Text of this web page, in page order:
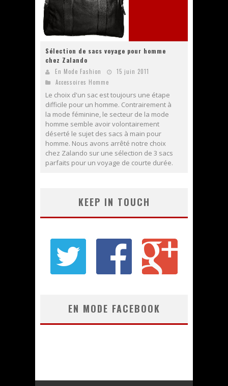
Sélection de sacs voyage pour homme
chez Zalando
En Mode Fashion
15 juin 2011
Accessoires Homme
Le choix d'un sac est toujours une étape
difficile pour un homme. Contrairement à
la mode féminine, le secteur de la mode
homme semble avoir volontairement
déserté le sujet des sacs à main pour
homme. Nous avons arrêté notre choix
chez Zalando sur une sélection de 3 sacs
parfaits pour un voyage de courte durée.
KEEP IN TOUCH
EN MODE FACEBOOK